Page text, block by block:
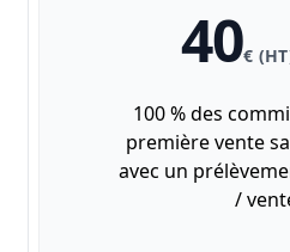
40€
100 % des
première vente
avec un
/